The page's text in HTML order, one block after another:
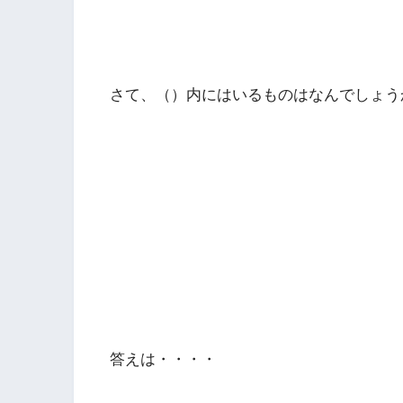
さて、（）内にはいるものはなんでしょ
答えは・・・・